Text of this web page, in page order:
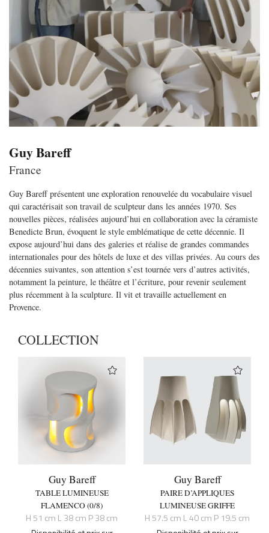
Guy Bareff
France
Guy Bareff présentent une exploration renouvelée du vocabulaire visuel
qui caractérisait son travail de sculpteur dans les années 1970. Ses
nouvelles pièces, réalisées aujourd’hui en collaboration avec la céramiste
Benedicte Brun, évoquent le style emblématique de cette décennie. Il
expose aujourd’hui dans des galeries et réalise de grandes commandes
internationales pour des hôtels de luxe et des villas privées. Au cours des
décennies suivantes, son attention s’est tournée vers d’autres activités,
notamment la peinture, le théâtre et l’écriture, pour revenir seulement
plus récemment à la sculpture. Il vit et travaille actuellement en
Provence.
COLLECTION
Guy Bareff
TABLE LUMINEUSE
FLAMENCO (0/8)
H 51 cm L 38 cm P 38 cm
Guy Bareff
PAIRE D’APPLIQUES
LUMINEUSE GRIFFE
H 57.5 cm L 40 cm P 19.5 cm